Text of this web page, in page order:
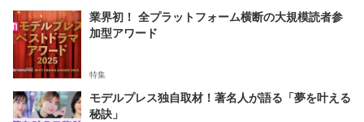
業界初！ 全プラットフォーム横断の大規模読者参
加型アワード
特集
モデルプレス独自取材！著名人が語る「夢を叶える
秘訣」